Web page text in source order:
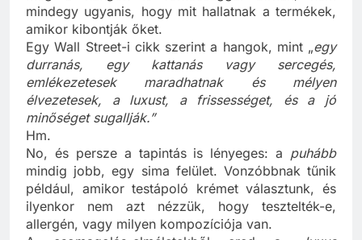
Méga hangok isfontossággal bírnak, nem
mindegy ugyanis, hogy mit hallatnak a termékek,
amikor kibontják őket.
Egy Wall Street-i cikk szerint a hangok, mint „egy
durranás, egy kattanás vagy sercegés,
emlékezetesek maradhatnak és mélyen
élvezetesek, a luxust, a frissességet, és a jó
minőséget sugallják.”
Hm.
No, és persze a tapintás is lényeges: apuhább
mindig jobb, egy sima felület. Vonzóbbnak tűnik
például, amikor testápoló krémet választunk, és
ilyenkor nem azt nézzük, hogy tesztelték-e,